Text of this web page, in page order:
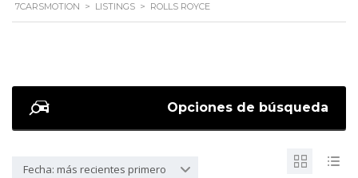
7CARSMOTION > LISTINGS > ROLLS ROYCE
Opciones de búsqueda
Fecha: más recientes primero